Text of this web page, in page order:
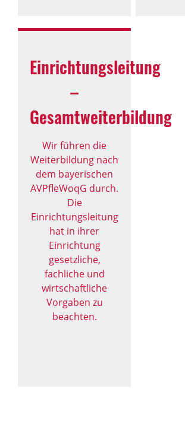
Einrichtungsleitung
–
Gesamtweiterbildung
Wir führen die
Weiterbildung nach
dem bayerischen
AVPfleWoqG durch.
Die
Einrichtungsleitung
hat in ihrer
Einrichtung
gesetzliche,
fachliche und
wirtschaftliche
Vorgaben zu
beachten.